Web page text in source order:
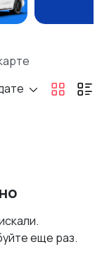
еще раз.